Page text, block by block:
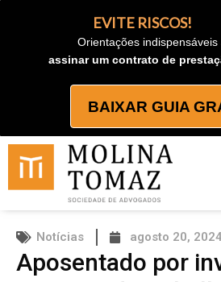
EVITE RISCOS!
Orientações indispensáveis
assinar um contrato de
BAIXAR GUIA
Notícias agosto 20, 2024
Aposentado por